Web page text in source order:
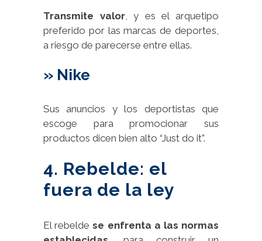
Transmite valor, y es el arquetipo
preferido por las marcas de deportes,
a riesgo de parecerse entre ellas.
» Nike
Sus anuncios y los deportistas que
escoge para promocionar sus
productos dicen bien alto “Just do it”.
4. Rebelde: el
fuera de la ley
El rebeldese enfrenta a las normas